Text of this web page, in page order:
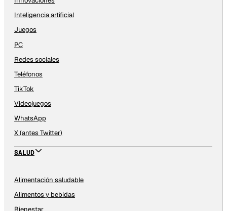
Inteligencia artificial
Juegos
PC
Redes sociales
Teléfonos
TikTok
Videojuegos
WhatsApp
X (antes Twitter)
SALUD
Alimentación saludable
Alimentos y bebidas
Bienestar